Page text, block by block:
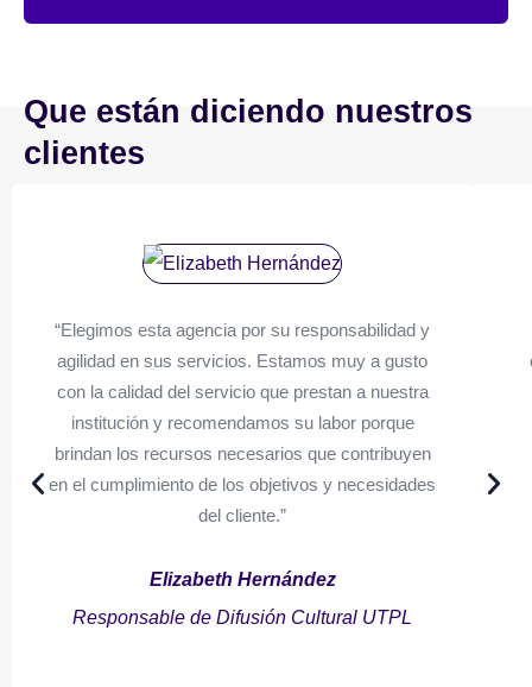
Que están diciendo nuestros
clientes
“Elegimos esta agencia por su responsabilidad y
agilidad en sus servicios. Estamos muy a gusto
con la calidad del servicio que prestan a nuestra
institución y recomendamos su labor porque
brindan los recursos necesarios que contribuyen
en el cumplimiento de los objetivos y necesidades
del cliente.”
Elizabeth Hernández
Responsable de Difusión Cultural UTPL